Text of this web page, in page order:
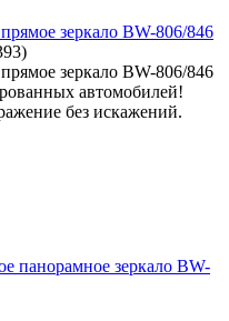
зеркало BW-806/846
)
зеркало BW-806/846
автомобилей!
без искажений.